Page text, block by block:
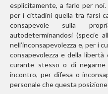
esplicitamente, a farlo per
per i cittadini quella tra farsi
consapevole sulla
autodeterminandosi (specie
nell’inconsapevolezza e, per i
consapevolezza e della
curante stesso o di
incontro, per difesa o
personale che questa